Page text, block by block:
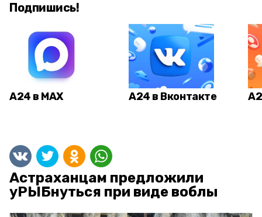
Подпишись!
А24 в MAX А24 в Вконтакте
Астраханцам предложили
уРЫБнуться при виде воблы